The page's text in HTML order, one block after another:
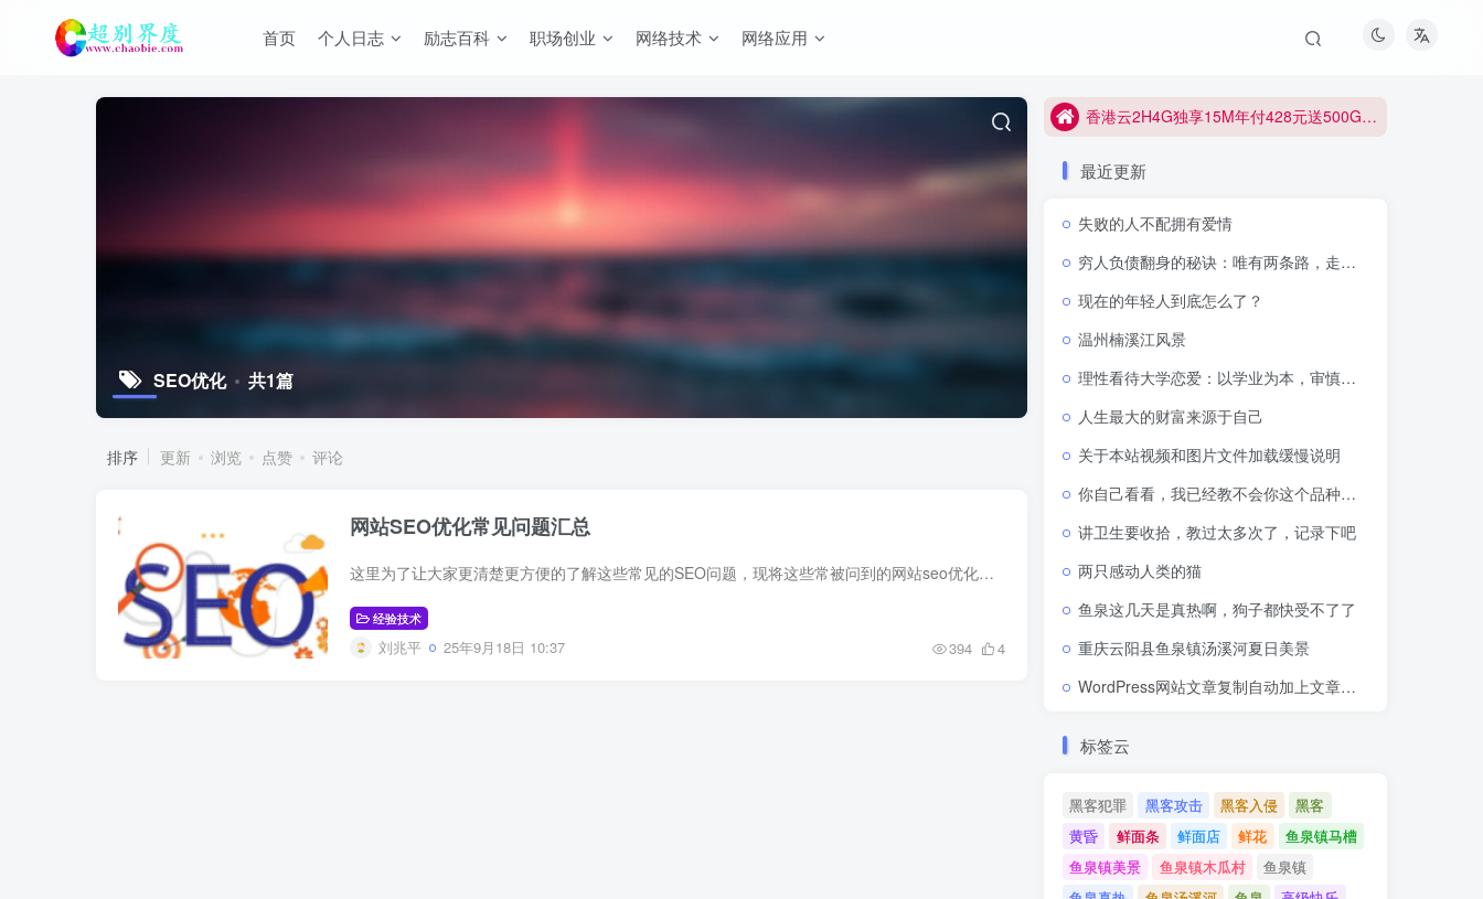
首页 个人日志 励志百科 职场创业 网络技术 网络应用
SEO优化 共1篇
排序 更新 浏览 点赞 评论
网站SEO优化常见问题汇总
这里为了让大家更清楚更方便的了解这些常见的SEO问题，现将这些常被问到的网站seo优化问题总结下来，一共100个，为方便大家学习专研，接下来的几天本人会分批将这些问答一一呈现给大家，如有不...
经验技术
刘兆平 25年9月18日 10:37 394 4
香港云2H4G独享15M年付428元送500G防御
香港云2H4G独享15M年付428元送500G防御
最近更新
失败的人不配拥有爱情
穷人负债翻身的秘诀：唯有两条路，走通即可逆天改命
现在的年轻人到底怎么了？
温州楠溪江风景
理性看待大学恋爱：以学业为本，审慎抉择感情
人生最大的财富来源于自己
关于本站视频和图片文件加载缓慢说明
你自己看看，我已经教不会你这个品种了吗？
讲卫生要收拾，教过太多次了，记录下吧
两只感动人类的猫
鱼泉这几天是真热啊，狗子都快受不了了
重庆云阳县鱼泉镇汤溪河夏日美景
WordPress网站文章复制自动加上文章网址出处链接
标签云
黑客犯罪 黑客攻击 黑客入侵
黑客
黄昏
鲜面条 鲜面店 鲜花
鱼泉镇马槽
鱼泉镇美景
鱼泉镇木瓜村
鱼泉镇